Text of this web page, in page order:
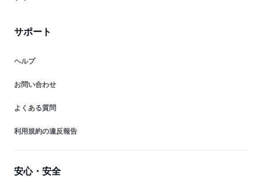
サポート
ヘルプ
お問い合わせ
よくある質問
利用規約の違反報告
安心・安全